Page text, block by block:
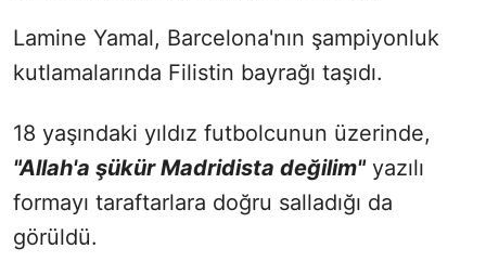
Lamine Yamal, Barcelona'nın şampiyonluk
kutlamalarında Filistin bayrağı taşıdı.
18 yaşındaki yıldız futbolcunun üzerinde,
"Allah'a şükür Madridista değilim"yazılı
formayı taraftarlara doğru salladığı da
görüldü.